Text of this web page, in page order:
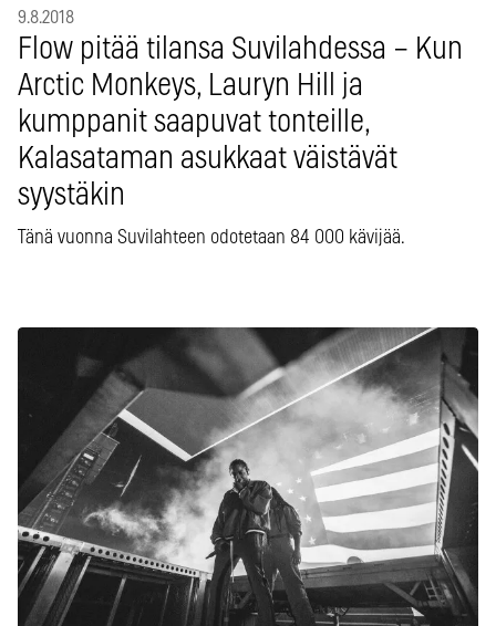
9.8.2018
Flow pitää tilansa Suvilahdessa – Kun
Arctic Monkeys, Lauryn Hill ja
kumppanit saapuvat tonteille,
Kalasataman asukkaat väistävät
syystäkin
Tänä vuonna Suvilahteen odotetaan 84 000 kävijää.